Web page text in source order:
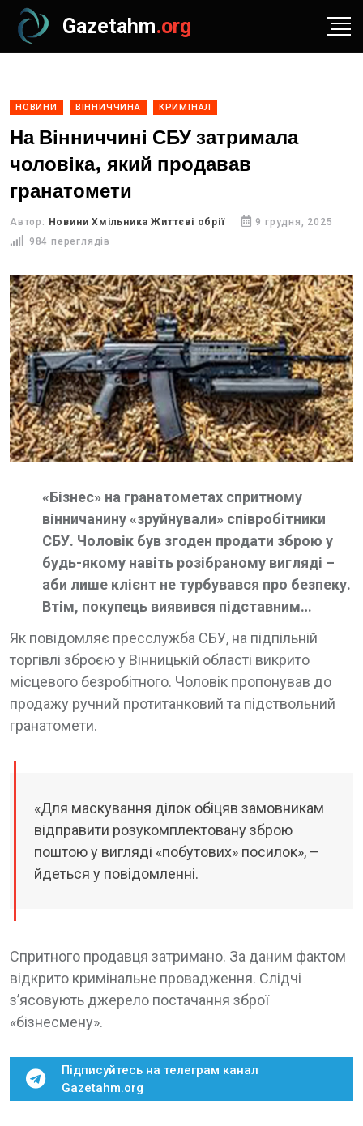
Gazetahm.org
НОВИНИ ВІННИЧЧИНА КРИМІНАЛ
На Вінниччині СБУ затримала
чоловіка, який продавав
гранатомети
Автор: Новини Хмільника Життєві обрії
9 грудня, 2025
984 переглядів
«Бізнес» на гранатометах спритному
вінничанину «зруйнували» співробітники
СБУ. Чоловік був згоден продати зброю у
будь-якому навіть розібраному вигляді –
аби лише клієнт не турбувався про безпеку.
Втім, покупець виявився підставним…
Як повідомляє пресслужба СБУ, на підпільній
торгівлі зброєю у Вінницькій області викрито
місцевого безробітного. Чоловік пропонував до
продажу ручний протитанковий та підствольний
гранатомети.
«Для маскування ділок обіцяв замовникам
відправити розукомплектовану зброю
поштою у вигляді «побутових» посилок», –
йдеться у повідомленні.
Спритного продавця затримано. За даним фактом
відкрито кримінальне провадження. Слідчі
з’ясовують джерело постачання зброї
«бізнесмену».
Підписуйтесь на телеграм канал
Gazetahm.org